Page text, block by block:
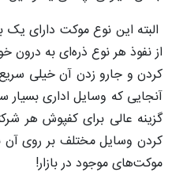
البته این نوع موکت دارای
از نفوذ هر نوع ذره‌ای به
کردن و جارو زدن آن خیلی
آنجایی که وسایل اداری
گزینه عالی برای کفپوش هر
کردن وسایل مختلف بر روی آن
موکت‌های موجود در بازار!